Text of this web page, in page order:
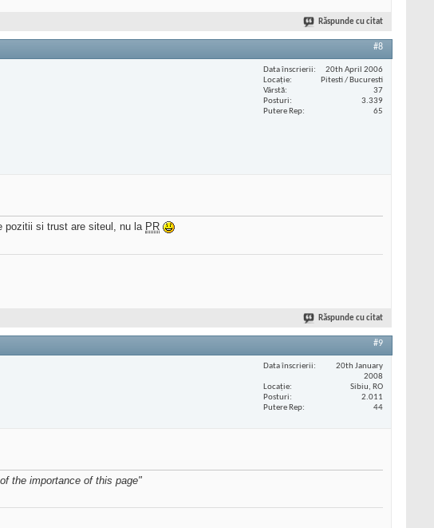
Răspunde cu citat
#8
Data înscrierii
20th April 2006
Locaţie
Pitesti / Bucuresti
Vârstă
37
Posturi
3.339
Putere Rep
65
pozitii si trust are siteul, nu la PR
Răspunde cu citat
#9
Data înscrierii
20th January
2008
Locaţie
Sibiu, RO
Posturi
2.011
Putere Rep
44
the importance of this page"